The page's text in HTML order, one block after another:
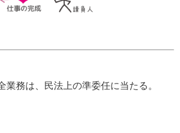
業務は、民法上の準委任に当たる。